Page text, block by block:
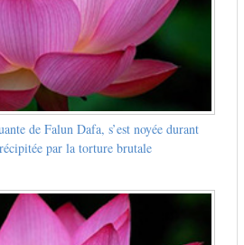
de Falun Dafa, s’est noyée durant
par la torture brutale